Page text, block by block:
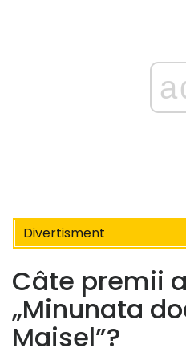
Divertisment
Câte premii
„Minunata
Maisel”?